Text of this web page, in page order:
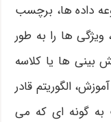
داده ها، برچسب
ویژگی ها را به طور
ها یا کلاسه
الگوریتم قادر
به گونه ای که می